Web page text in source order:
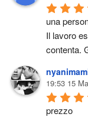
una
Il lavoro
contenta.
19:53 15
prezzo